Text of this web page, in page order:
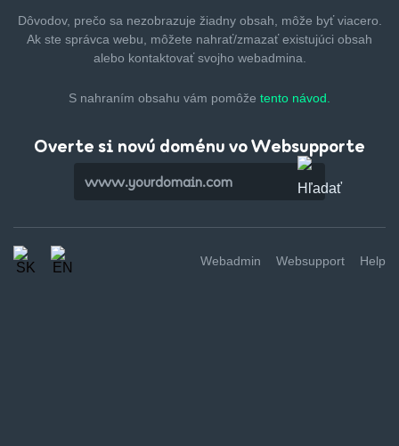
Dôvodov, prečo sa nezobrazuje žiadny obsah, môže byťviacero.
Ak ste správca webu, môžete nahrať/zmazaťexistujúci obsah
alebo kontaktovať svojho webadmina.
S nahraním obsahu vám pomôže tento návod.
Overte si novú doménu vo Websupporte
Webadmin Websupport Help